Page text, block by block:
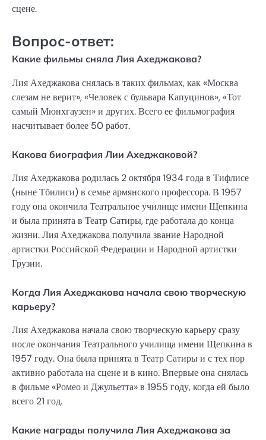
сцене.
Вопрос-ответ:
Какие фильмы сняла Лия Ахеджакова?
Лия Ахеджакова снялась в таких фильмах, как «Москва
слезам не верит», «Человек с бульвара Капуцинов», «Тот
самый Мюнхгаузен» и других. Всего ее фильмография
насчитывает более 50 работ.
Какова биография Лии Ахеджаковой?
Лия Ахеджакова родилась 2 октября 1934 года в Тифлисе
(ныне Тбилиси) в семье армянского профессора. В 1957
году она окончила Театральное училище имени Щепкина
и была принята в Театр Сатиры, где работала до конца
жизни. Лия Ахеджакова получила звание Народной
артистки Российской Федерации и Народной артистки
Грузии.
Когда Лия Ахеджакова начала свою творческую
карьеру?
Лия Ахеджакова начала свою творческую карьеру сразу
после окончания Театрального училища имени Щепкина в
1957 году. Она была принята в Театр Сатиры и с тех пор
активно работала на сцене и в кино. Впервые она снялась
в фильме «Ромео и Джульетта» в 1955 году, когда ей было
всего 21 год.
Какие награды получила Лия Ахеджакова за